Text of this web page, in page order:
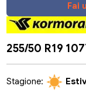
Fai
255/50 R19
Stagione: